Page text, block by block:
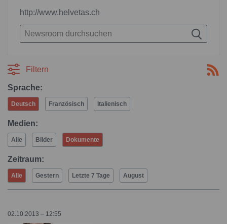
http://www.helvetas.ch
Filtern
Sprache:
Deutsch Französisch Italienisch
Medien:
Alle Bilder Dokumente
Zeitraum:
Alle Gestern Letzte 7 Tage August
02.10.2013 – 12:55